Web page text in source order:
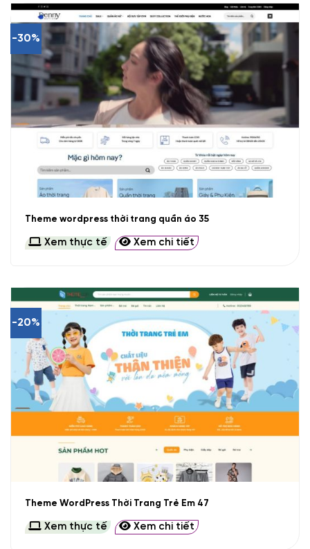
-30%
Theme wordpress thời trang quần áo 35
Xem thực tế Xem chi tiết
-20%
Theme WordPress Thời Trang Trẻ Em 47
Xem thực tế Xem chi tiết